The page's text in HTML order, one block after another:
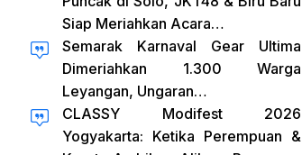
Siap Meriahkan Acara…
Semarak Karnaval Gear Ultima
Dimeriahkan 1.300 Warga
Leyangan, Ungaran…
CLASSY Modifest 2026
Yogyakarta: Ketika Perempuan &